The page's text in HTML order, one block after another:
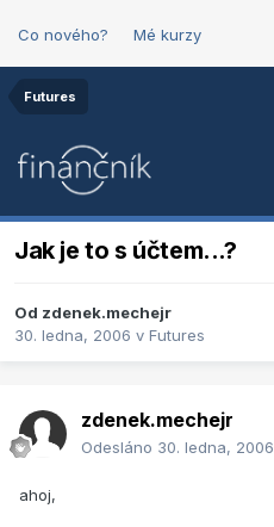
Co nového? Mé kurzy
Futures
Jak je to s účtem...?
Od zdenek.mechejr
30. ledna, 2006 v Futures
zdenek.mechejr
Odesláno 30. ledna, 2006
ahoj,